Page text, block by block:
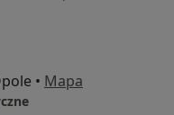
• Mapa